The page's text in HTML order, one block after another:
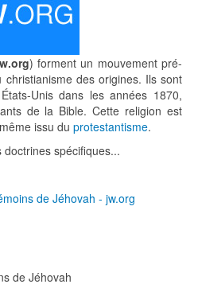
) forment un mouvement pré-
des origines. Ils sont
Unis dans les années 1870,
de la Bible. Cette religion est
issu du protestantisme.
spécifiques...
de Jéhovah - jw.org
de Jéhovah